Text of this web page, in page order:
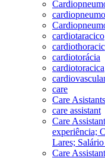
cardiotaracico
cardiothoracic
cardiotorácia
cardiotoracica
care
Care Asistants
care assistant
Care
experiência;
Lares;
Care